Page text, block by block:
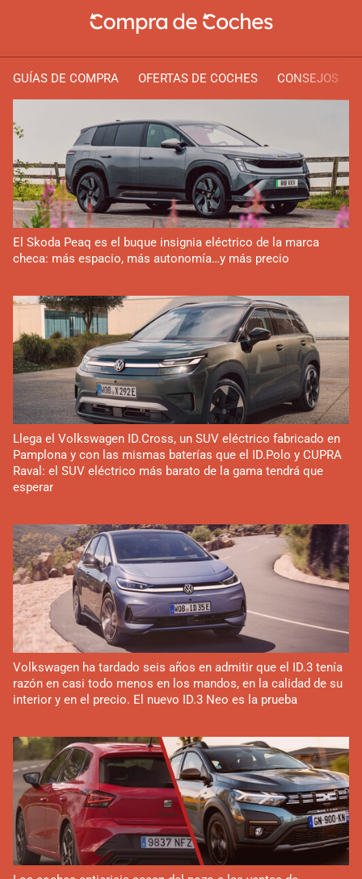
GUÍAS DE COMPRA OFERTAS DE COCHES CONSEJOS
El Skoda Peaq es el buque insignia eléctrico de la marca
checa: más espacio, más autonomía…y más precio
Llega el Volkswagen ID.Cross, un SUV eléctrico fabricado en
Pamplona y con las mismas baterías que el ID.Polo y CUPRA
Raval: el SUV eléctrico más barato de la gama tendrá que
esperar
Volkswagen ha tardado seis años en admitir que el ID.3 tenía
razón en casi todo menos en los mandos, en la calidad de su
interior y en el precio. El nuevo ID.3 Neo es la prueba